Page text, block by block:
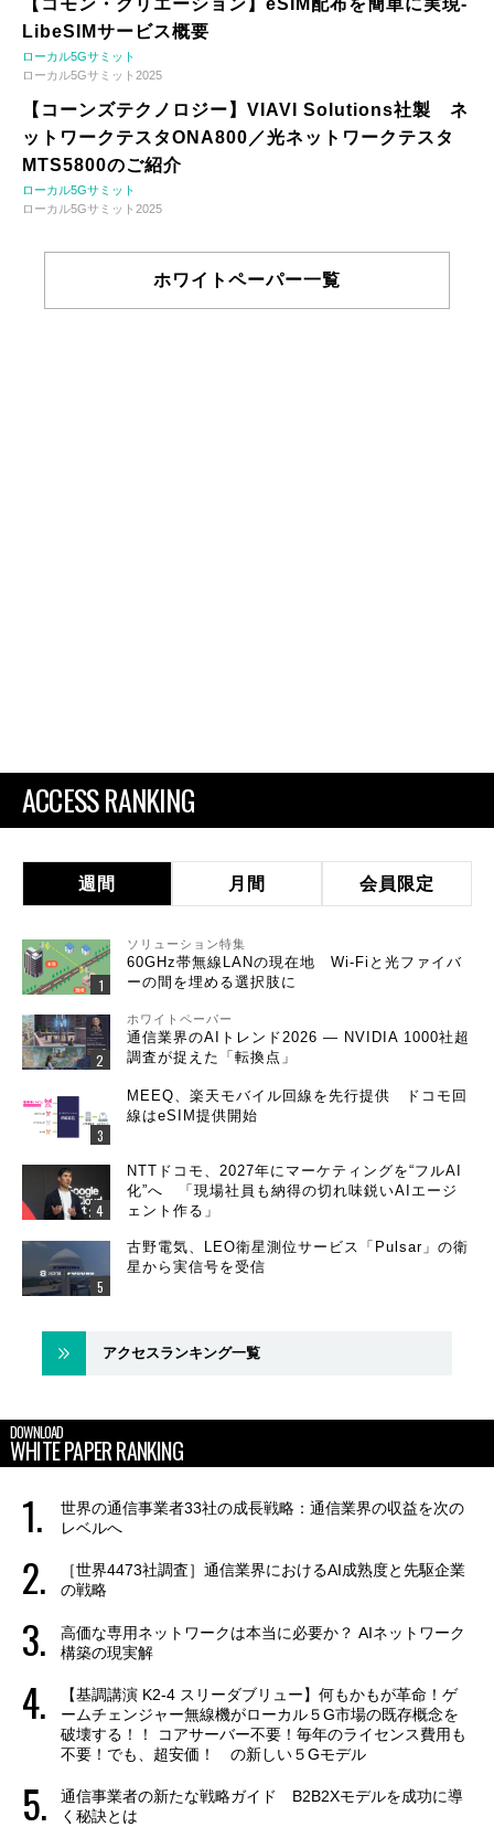
LibeSIMサービス概要
ローカル5Gサミット
ローカル5Gサミット2025
【コーンズテクノロジー】VIAVI Solutions社製 ネ
ットワークテスタONA800／光ネットワークテスタ
MTS5800のご紹介
ローカル5Gサミット
ローカル5Gサミット2025
ホワイトペーパー一覧
ACCESS RANKING
週間 月間 会員限定
ソリューション特集
60GHz帯無線LANの現在地 Wi-Fiと光ファイバ
ーの間を埋める選択肢に
ホワイトペーパー
通信業界のAIトレンド2026 ― NVIDIA 1000社超
調査が捉えた「転換点」
MEEQ、楽天モバイル回線を先行提供 ドコモ回
線はeSIM提供開始
NTTドコモ、2027年にマーケティングを“フルAI
化”へ 「現場社員も納得の切れ味鋭いAIエージ
ェント作る」
古野電気、LEO衛星測位サービス「Pulsar」の衛
星から実信号を受信
アクセスランキング一覧
DOWNLOAD
WHITE PAPER RANKING
世界の通信事業者33社の成長戦略：通信業界の収益を次の
レベルへ
［世界4473社調査］通信業界におけるAI成熟度と先駆企業
の戦略
高価な専用ネットワークは本当に必要か？ AIネットワーク
構築の現実解
【基調講演 K2-4 スリーダブリュー】何もかもが革命！ゲ
ームチェンジャー無線機がローカル５G市場の既存概念を
破壊する！！ コアサーバー不要！毎年のライセンス費用も
不要！でも、超安価！ の新しい５Gモデル
通信事業者の新たな戦略ガイド B2B2Xモデルを成功に導
く秘訣とは